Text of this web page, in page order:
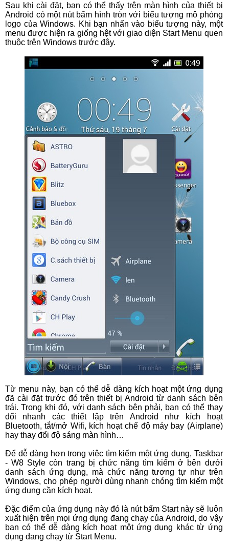
Sau khi cài đặt, bạn có thể thấy trên màn hình của thiết bị
Android có một nút bấm hình tròn với biểu tượng mô phỏng
logo của Windows. Khi bạn nhấn vào biểu tượng này, một
menu được hiện ra giống hệt với giao diện Start Menu quen
thuộc trên Windows trước đây.
Từ menu này, bạn có thể dễ dàng kích hoạt một ứng dụng
đã cài đặt trước đó trên thiết bị Android từ danh sách bên
trái. Trong khi đó, với danh sách bên phải, bạn có thể thay
đổi nhanh các thiết lập trên Android như kích hoạt
Bluetooth, tắt/mở Wifi, kích hoạt chế độ máy bay (Airplane)
hay thay đổi độ sáng màn hình…
Để dễ dàng hơn trong việc tìm kiếm một ứng dụng, Taskbar
- W8 Style còn trang bị chức năng tìm kiếm ở bên dưới
danh sách ứng dụng, mà chức năng tương tự như trên
Windows, cho phép người dùng nhanh chóng tìm kiếm một
ứng dụng cần kích hoạt.
Đặc điểm của ứng dụng này đó là nút bấm Start này sẽ luôn
xuất hiện trên mọi ứng dụng đang chạy của Android, do vậy
bạn có thể dễ dàng kích hoạt một ứng dụng khác từ ứng
dụng đang chạy từ Start Menu.